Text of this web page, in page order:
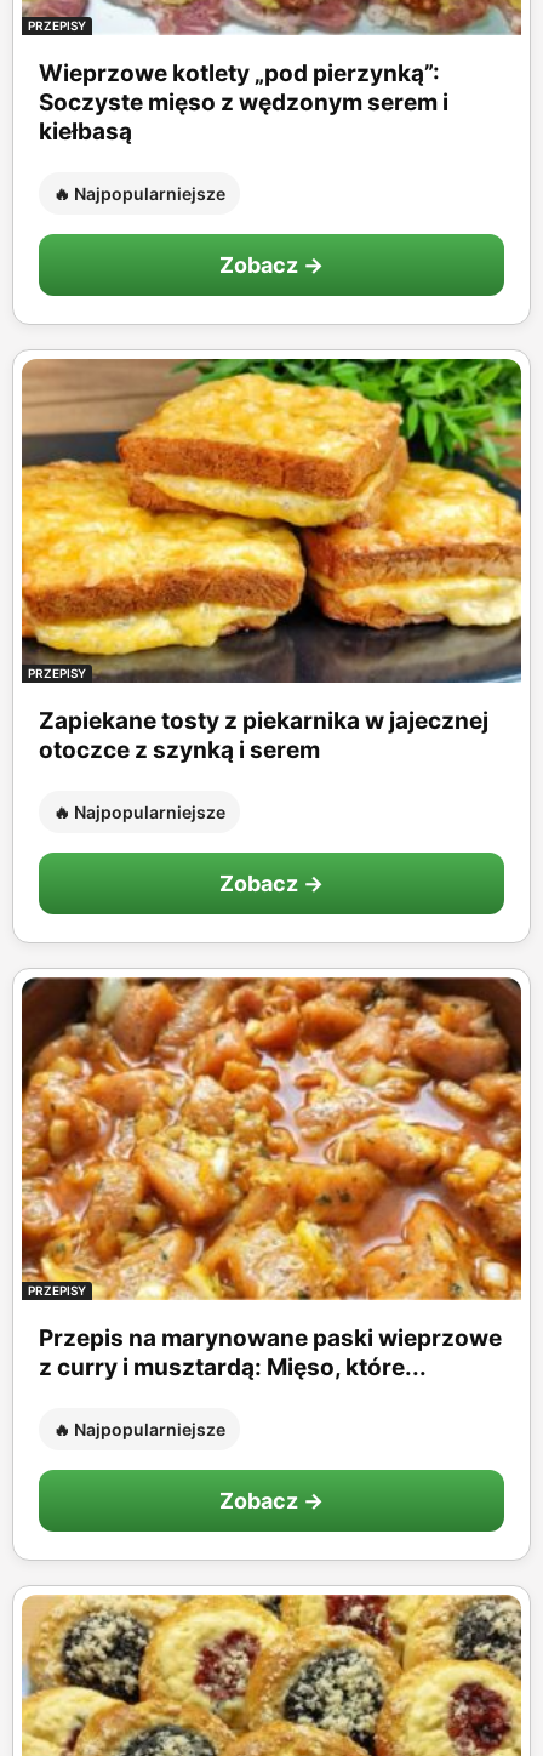
PRZEPISY
Wieprzowe kotlety „pod pierzynką”:
Soczyste mięso z wędzonym serem i
kiełbasą
🔥 Najpopularniejsze
Zobacz →
PRZEPISY
Zapiekane tosty z piekarnika w jajecznej
otoczce z szynką i serem
🔥 Najpopularniejsze
Zobacz →
PRZEPISY
Przepis na marynowane paski wieprzowe
z curry i musztardą: Mięso, które...
🔥 Najpopularniejsze
Zobacz →